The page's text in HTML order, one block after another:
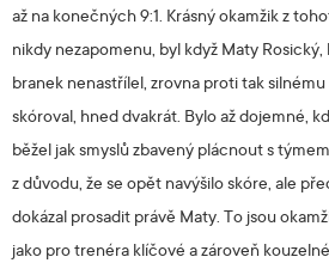
až na konečných 9:1. Krásný okamžik z
nikdy nezapomenu, byl když Maty
branek nenastřílel, zrovna proti tak
skóroval, hned dvakrát. Bylo až dojemné,
běžel jak smyslů zbavený plácnout s
z důvodu, že se opět navýšilo skóre, ale
dokázal prosadit právě Maty. To jsou
jako pro trenéra klíčové a zároveň